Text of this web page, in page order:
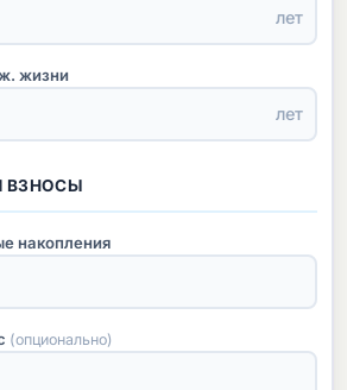
лет
жизни
лет
ВЗНОСЫ
накопления
(опционально)